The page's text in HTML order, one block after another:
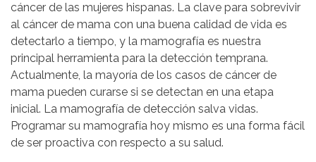
cáncer de las mujeres hispanas. La clave para sobrevivir
al cáncer de mama con una buena calidad de vida es
detectarlo a tiempo, y la mamografía es nuestra
principal herramienta para la detección temprana.
Actualmente, la mayoría de los casos de cáncer de
mama pueden curarse si se detectan en una etapa
inicial. La mamografía de detección salva vidas.
Programar su mamografía hoy mismo es una forma fácil
de ser proactiva con respecto a su salud.